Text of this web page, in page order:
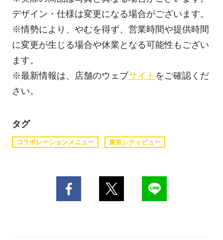
デザイン・仕様は変更になる場合がございます。
※情勢により、やむを得ず、営業時間や提供時間
に変更が生じる場合や休業となる可能性もござい
ます。
※最新情報は、店舗のウェブサイト をご確認くだ
さい。
タグ
コラボレーションメニュー 東京シティビュー